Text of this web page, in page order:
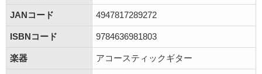
JANコード 4947817289272
ISBNコード 9784636981803
楽器 アコースティックギター